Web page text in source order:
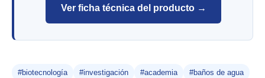
Ver ficha técnica del producto →
#biotecnología #investigación #academia
#baños de agua